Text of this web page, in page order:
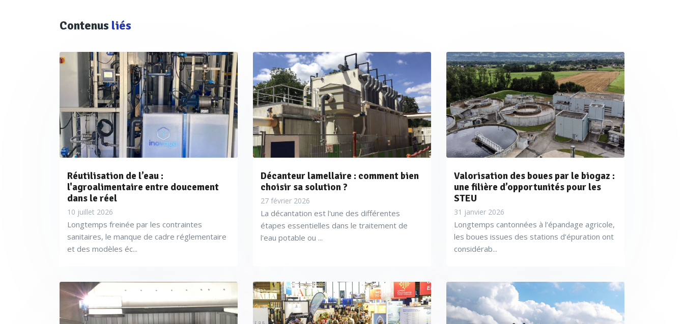
Contenus liés
Réutilisation de l’eau :
l'agroalimentaire entre doucement
dans le réel
10 juillet 2026
Longtemps freinée par les contraintes
sanitaires, le manque de cadre réglementaire
et des modèles éc...
Décanteur lamellaire : comment bien
choisir sa solution ?
27 février 2026
La décantation est l'une des différentes
étapes essentielles dans le traitement de
l'eau potable ou ...
Valorisation des boues par le biogaz :
une filière d’opportunités pour les
STEU
31 janvier 2026
Longtemps cantonnées à l’épandage agricole,
les boues issues des stations d’épuration ont
considérab...